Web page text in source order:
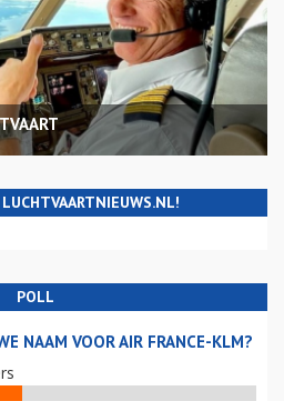
POLL
NAAM VOOR AIR FRANCE-KLM?